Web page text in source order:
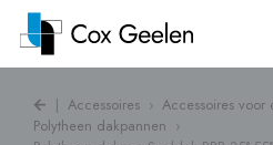
| Accessoires › Accessoires voor
Polytheen dakpannen ›